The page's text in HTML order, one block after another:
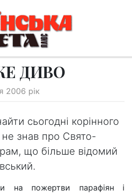
ДИВО
2006 рік
сьогодні корінного
знав про Свято-
що більше відомий
на пожертви парафіян і